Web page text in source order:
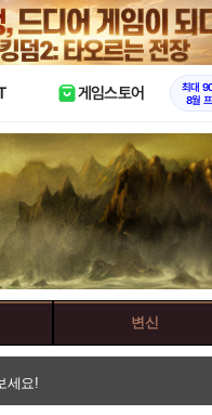
X
게임스토어
최대
8월
변신
세요!